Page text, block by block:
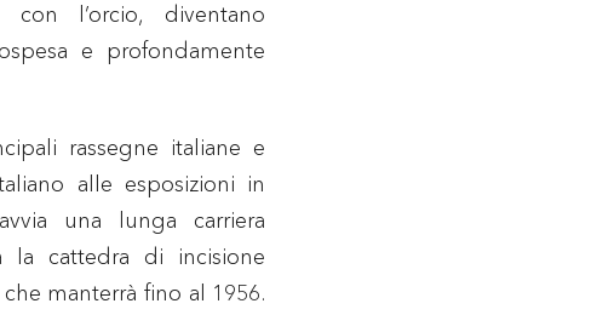
l’orcio, diventano
e profondamente
rassegne italiane e
alle esposizioni in
una lunga carriera
la cattedra di incisione
manterrà fino al 1956.